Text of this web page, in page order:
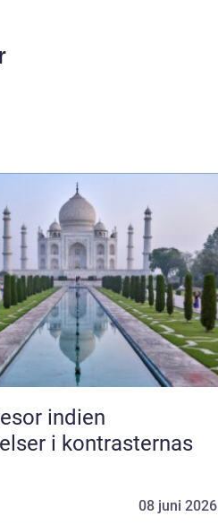
indien
i kontrasternas
08 juni 2026